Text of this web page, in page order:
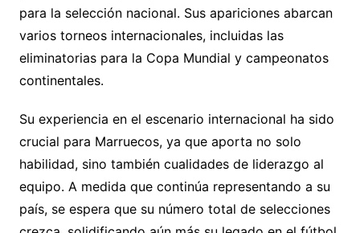
para la selección nacional. Sus apariciones abarcan
varios torneos internacionales, incluidas las
eliminatorias para la Copa Mundial y campeonatos
continentales.
Su experiencia en el escenario internacional ha sido
crucial para Marruecos, ya que aporta no solo
habilidad, sino también cualidades de liderazgo al
equipo. A medida que continúa representando a su
país, se espera que su número total de selecciones